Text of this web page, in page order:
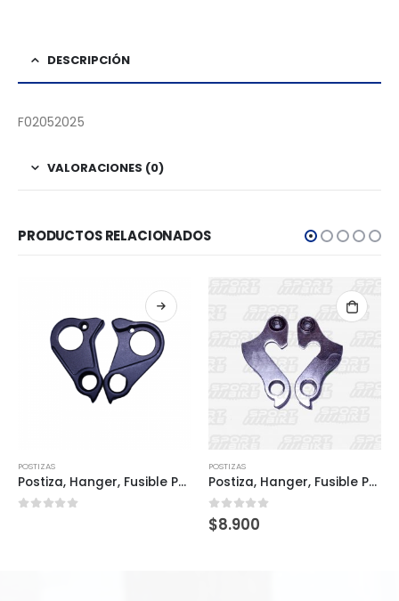
DESCRIPCIÓN
F02052025
VALORACIONES (0)
PRODUCTOS RELACIONADOS
POSTIZAS
Postiza, Hanger, Fusible POS0071
POSTIZAS
Postiza, Hanger, Fusible POS0064
0 out of 5
$8.900